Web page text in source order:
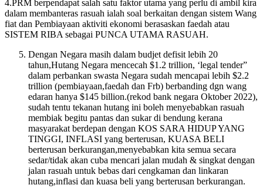
4.PRM berpendapat salah satu faktor utama yang perlu di ambil kira
dalam membanteras rasuah ialah soal berkaitan dengan sistem Wang
fiat dan Pembiayaan aktiviti ekonomi berasaskan faedah atau
SISTEM RIBA sebagai PUNCA UTAMA RASUAH.
Dengan Negara masih dalam budjet defisit lebih 20
tahun,Hutang Negara mencecah $1.2 trillion, ‘legal tender”
dalam perbankan swasta Negara sudah mencapai lebih $2.2
trillion (pembiayaan,faedah dan Frb) berbanding dgn wang
edaran hanya $145 billion.(rekod bank negara Oktober 2022),
sudah tentu tekanan hutang ini boleh menyebabkan rasuah
membiak begitu pantas dan sukar di bendung kerana
masyarakat berdepan dengan KOS SARA HIDUP YANG
TINGGI, INFLASI yang berterusan, KUASA BELI
berterusan berkurangan,menyebabkan kita semua secara
sedar/tidak akan cuba mencari jalan mudah & singkat dengan
jalan rasuah untuk bebas dari cengkaman dan linkaran
hutang,inflasi dan kuasa beli yang berterusan berkurangan.